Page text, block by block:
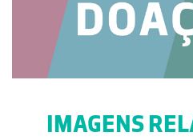
IMAGENS